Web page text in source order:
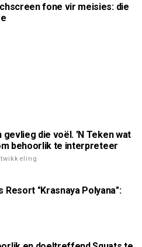
fone vir meisies: die
gevlieg die voël. 'N Teken wat
behoorlik te interpreteer
Resort "Krasnaya Polyana":